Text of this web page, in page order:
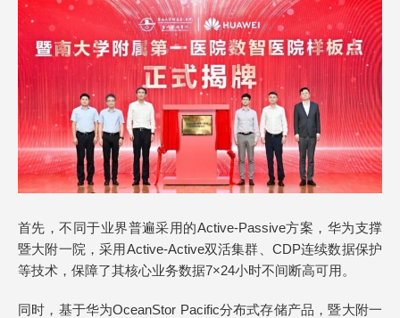
首先，不同于业界普遍采用的Active-Passive方案，华为支撑
暨大附一院，采用Active-Active双活集群、CDP连续数据保护
等技术，保障了其核心业务数据7×24小时不间断高可用。
同时，基于华为OceanStor Pacific分布式存储产品，暨大附一